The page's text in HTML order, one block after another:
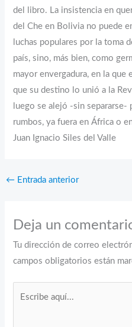
del libro. La insistencia en
del Che en Bolivia no puede
luchas populares por la toma
país, sino, más bien, como
mayor envergadura, en la que
que su destino lo unió a la
luego se alejó -sin separarse-
rumbos, ya fuera en África o
Juan Ignacio Siles del Valle
← Entrada anterior
Deja un
Tu dirección de correo
campos obligatorios están